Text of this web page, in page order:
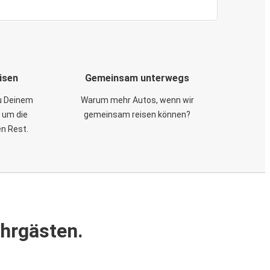
Deinem
die
Rest.
Gemeinsam unterwegs
Warum mehr Autos, wenn wir
gemeinsam reisen können?